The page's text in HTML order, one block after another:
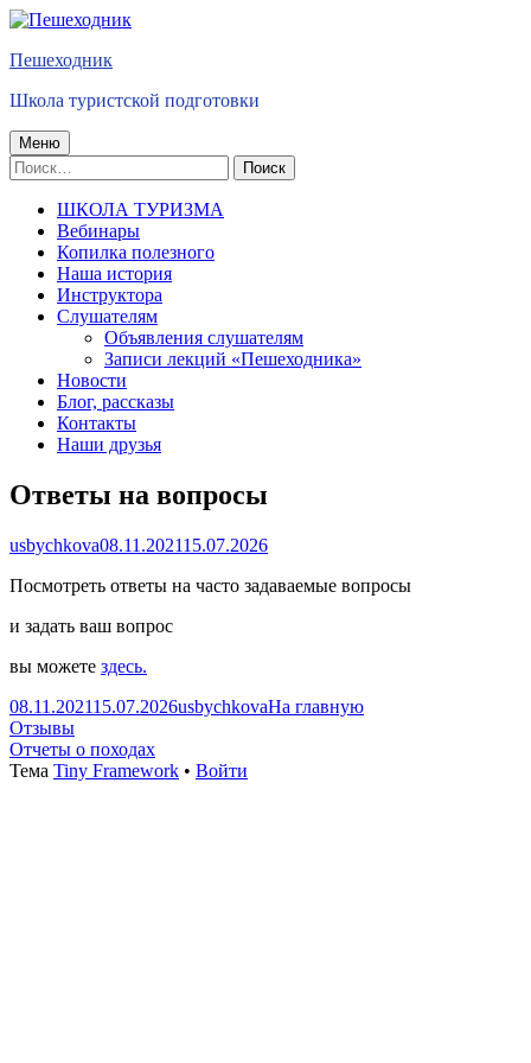
Перейти
содержимому
Пешеходник
Школа туристской подготовки
Основное
меню
Меню
Найти:
ШКОЛА ТУРИЗМА
Вебинары
Копилка полезного
Наша история
Инструктора
Слушателям
Объявления слушателям
Записи лекций «Пешеходника»
Новости
Блог, рассказы
Контакты
Наши друзья
Ответы на вопросы
Автор
usbychkovaОпубликовано
08.11.202115.07.2026
Посмотреть ответы на часто задаваемые вопросы
и задать ваш вопрос
вы можете здесь.
Опубликовано
08.11.202115.07.2026Автор
usbychkovaРубрики
На главную
Навигация
по
Предыдущая
запись:
Отзывы
Следующая
запись:
Отчеты о походах
Содержимое
Тема Tiny Framework • Войти